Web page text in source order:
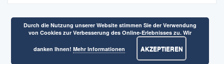
Durch die Nutzung unserer Website stimmen Sie der Verwendung
von Cookies zur Verbesserung des Online-Erlebnisses zu. Wir
danken Ihnen!Mehr Informationen AKZEPTIEREN